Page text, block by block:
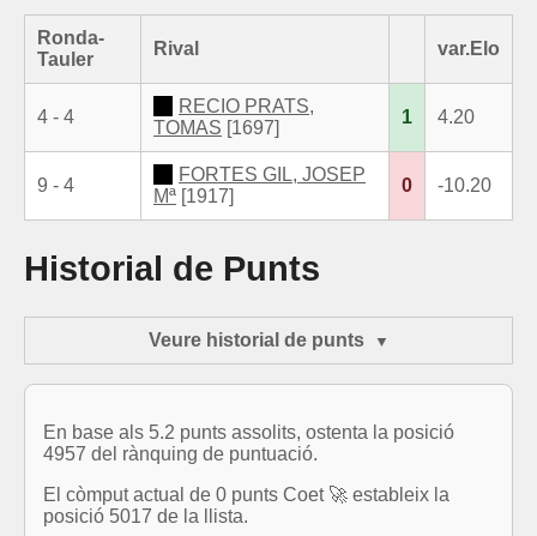
Ronda-
Tauler
Rival var.Elo
4 - 4
RECIO PRATS,
TOMAS [1697]
1 4.20
9 - 4
FORTES GIL, JOSEP
Mª [1917]
0 -10.20
Historial de Punts
Veure historial de punts
En base als 5.2 punts assolits, ostenta la posició
4957 del rànquing de puntuació.
El còmput actual de 0 punts Coet 🚀 estableix la
posició 5017 de la llista.